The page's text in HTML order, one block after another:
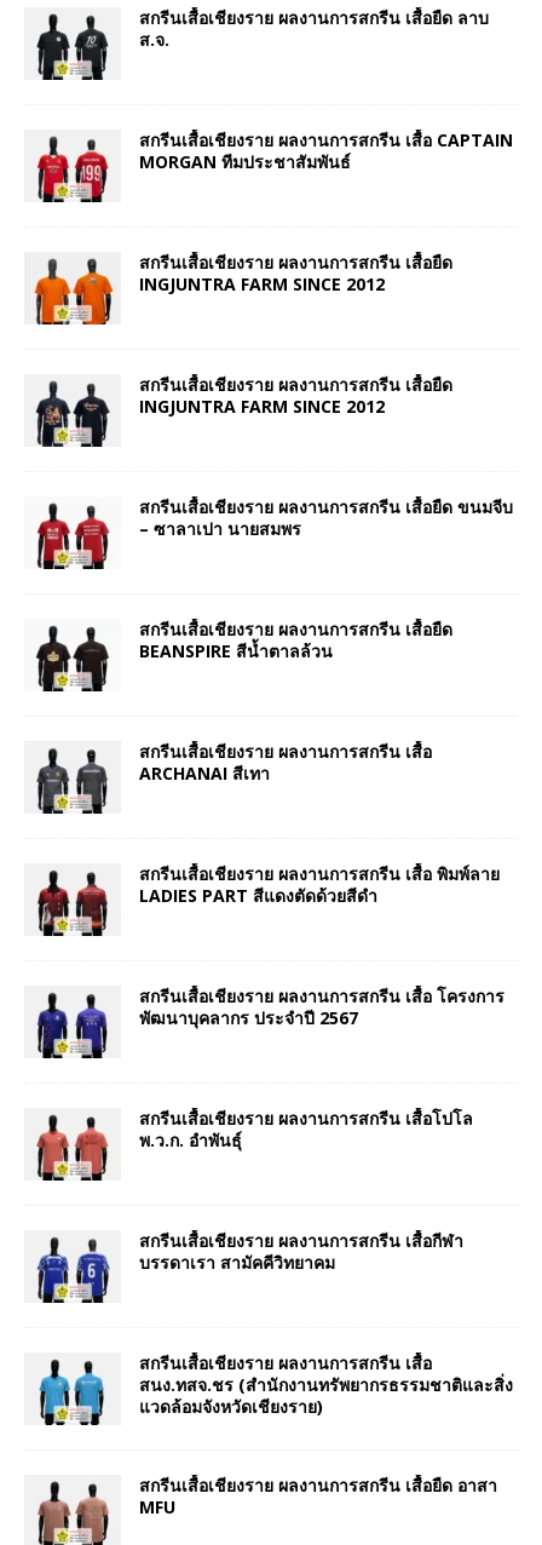
สกรีนเสื้อเชียงราย ผลงานการสกรีน เสื้อยืด ลาบ
ส.จ.
สกรีนเสื้อเชียงราย ผลงานการสกรีน เสื้อ CAPTAIN
MORGAN ทีมประชาสัมพันธ์
สกรีนเสื้อเชียงราย ผลงานการสกรีน เสื้อยืด
INGJUNTRA FARM SINCE 2012
สกรีนเสื้อเชียงราย ผลงานการสกรีน เสื้อยืด
INGJUNTRA FARM SINCE 2012
สกรีนเสื้อเชียงราย ผลงานการสกรีน เสื้อยืด ขนมจีบ
– ซาลาเปา นายสมพร
สกรีนเสื้อเชียงราย ผลงานการสกรีน เสื้อยืด
BEANSPIRE สีน้ำตาลล้วน
สกรีนเสื้อเชียงราย ผลงานการสกรีน เสื้อ
ARCHANAI สีเทา
สกรีนเสื้อเชียงราย ผลงานการสกรีน เสื้อ พิมพ์ลาย
LADIES PART สีแดงตัดด้วยสีดำ
สกรีนเสื้อเชียงราย ผลงานการสกรีน เสื้อ โครงการ
พัฒนาบุคลากร ประจำปี 2567
สกรีนเสื้อเชียงราย ผลงานการสกรีน เสื้อโปโล
พ.ว.ก. อำพันธุ์
สกรีนเสื้อเชียงราย ผลงานการสกรีน เสื้อกีฬา
บรรดาเรา สามัคคีวิทยาคม
สกรีนเสื้อเชียงราย ผลงานการสกรีน เสื้อ
สนง.ทสจ.ชร (สำนักงานทรัพยากรธรรมชาติและสิ่ง
แวดล้อมจังหวัดเชียงราย)
สกรีนเสื้อเชียงราย ผลงานการสกรีน เสื้อยืด อาสา
MFU